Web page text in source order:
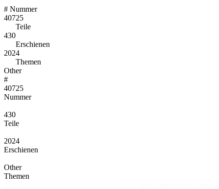
# Nummer
40725
Teile
430
Erschienen
2024
Themen
Other
#
40725
Nummer
430
Teile
2024
Erschienen
Other
Themen